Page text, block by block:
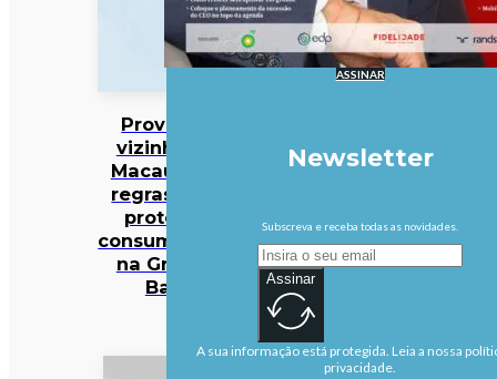
Província
vizinha de
Macau com
regras para
proteger
consumidores
na Grande
Baía
ASSINAR
Newsletter
Subscreva e receba todas as novidades.
Assinar
A sua informação está protegida. Leia a nossa
privacidade.